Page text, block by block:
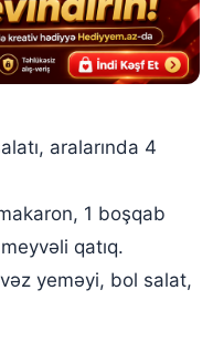
aralarında 4
1 boşqab
qatıq.
yeməyi, bol salat,